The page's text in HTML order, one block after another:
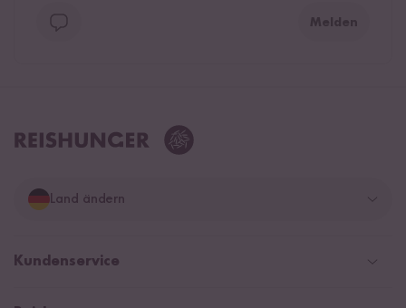
Melden
Land ändern
Deutschland
Kundenservice